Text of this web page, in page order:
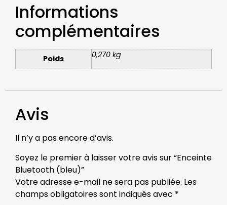
Informations
complémentaires
Poids 0,270 kg
Avis
Il n’y a pas encore d’avis.
Soyez le premier à laisser votre avis sur “Enceinte
Bluetooth (bleu)”
Votre adresse e-mail ne sera pas publiée. Les
champs obligatoires sont indiqués avec *